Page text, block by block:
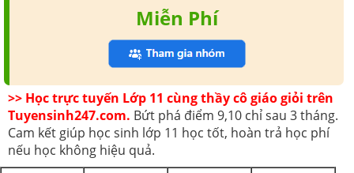
Miễn Phí
>> Học trực tuyến Lớp 11 cùng thầy cô giáo giỏi trên
Tuyensinh247.com. Bứt phá điểm 9,10 chỉ sau 3 tháng.
Cam kết giúp học sinh lớp 11 học tốt, hoàn trả học phí
nếu học không hiệu quả.